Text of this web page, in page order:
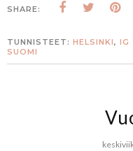
SHARE:
TUNNISTEET: HELSINKI, IG
SUOMI